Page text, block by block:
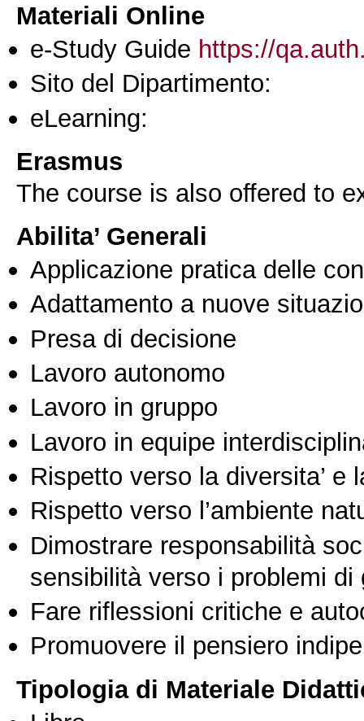
Materiali Online
e-Study Guide https://
Sito del Dipartimento:
eLearning:
Erasmus
The course is also offered to
Abilita’ Generali
Applicazione pratica delle
Adattamento a nuove
Presa di decisione
Lavoro autonomo
Lavoro in gruppo
Lavoro in equipe
Rispetto verso la diversita’ e
Rispetto verso l’ambiente
Dimostrare responsabilità
sensibilità verso i problemi di
Fare riflessioni critiche e
Promuovere il pensiero
Tipologia di Materiale